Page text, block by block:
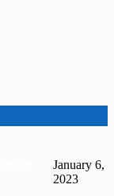
January 6,
2023